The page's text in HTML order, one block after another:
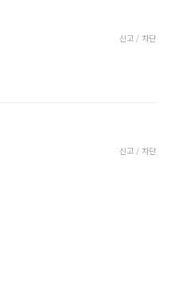
신고 / 차단
신고 / 차단